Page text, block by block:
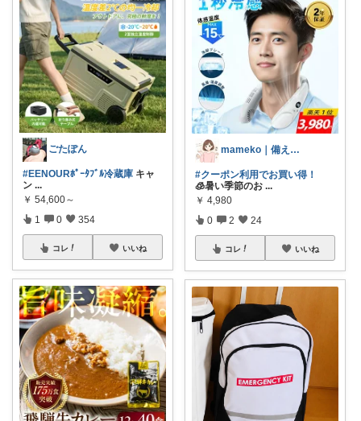
ごたぽん
#EENOURﾎﾟｰﾀﾌﾞﾙ冷蔵庫 キャ
ン ...
￥ 54,600～
1 0 354
コレ いいね
mameko｜備える暮らし
#クーポン利用でお買い得！
🧊暑い季節のお ...
￥ 4,980
0 2 24
コレ いいね